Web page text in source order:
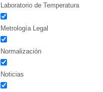
Laboratorio de Temperatura
Metrología Legal
Normalización
Noticias